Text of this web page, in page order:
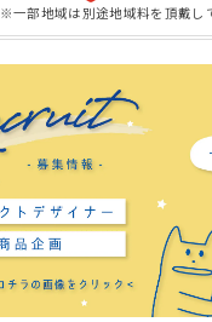
※一部地域は別途地域料を頂戴し